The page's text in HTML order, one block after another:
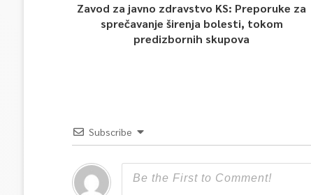
Zavod za javno zdravstvo KS: Preporuke za
sprečavanje širenja bolesti, tokom
predizbornih skupova
Subscribe